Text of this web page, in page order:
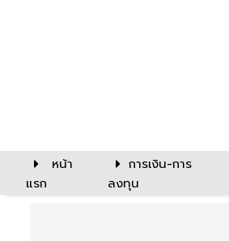
หน้า
แรก
การเงิน-การ
ลงทุน